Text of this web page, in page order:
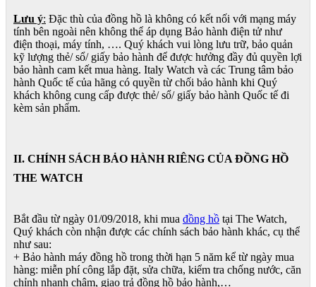
Lưu ý: Đặc thù của đồng hồ là không có kết nối với mạng máy
tính bên ngoài nên không thể áp dụng Bảo hành điện tử như
điện thoại, máy tính, …. Quý khách vui lòng lưu trữ, bảo quản
kỹ lượng thẻ/ sổ/ giấy bảo hành để được hưởng đầy đủ quyền lợi
bảo hành cam kết mua hàng. Italy Watch và các Trung tâm bảo
hành Quốc tế của hãng có quyền từ chối bảo hành khi Quý
khách không cung cấp được thẻ/ sổ/ giấy bảo hành Quốc tế đi
kèm sản phẩm.
II. CHÍNH SÁCH BẢO HÀNH RIÊNG CỦA ĐỒNG HỒ
THE WATCH
Bắt đầu từ ngày 01/09/2018, khi mua đồng hồ tại The Watch,
Quý khách còn nhận được các chính sách bảo hành khác, cụ thể
như sau:
+ Bảo hành máy đồng hồ trong thời hạn 5 năm kể từ ngày mua
hàng: miễn phí công lắp đặt, sửa chữa, kiểm tra chống nước, căn
chỉnh nhanh chậm, giao trả đồng hồ bảo hành,…